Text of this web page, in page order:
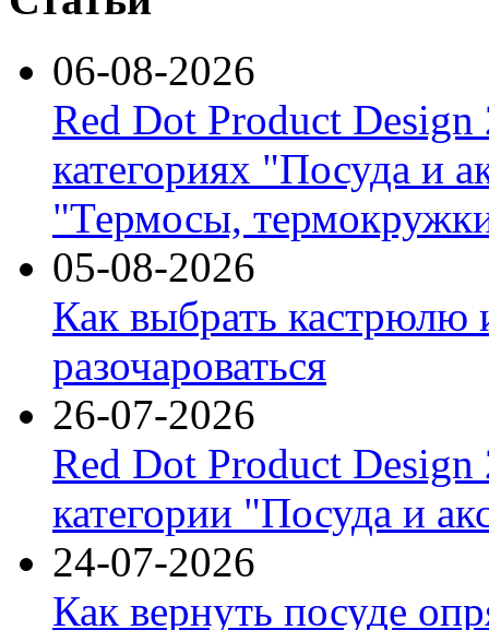
06-08-2026
Red Dot Product Design
категориях "Посуда и
"Термосы,
05-08-2026
Как выбрать кастрюлю
разочароваться
26-07-2026
Red Dot Product Design
категории "Посуда и
24-07-2026
Как вернуть посуде